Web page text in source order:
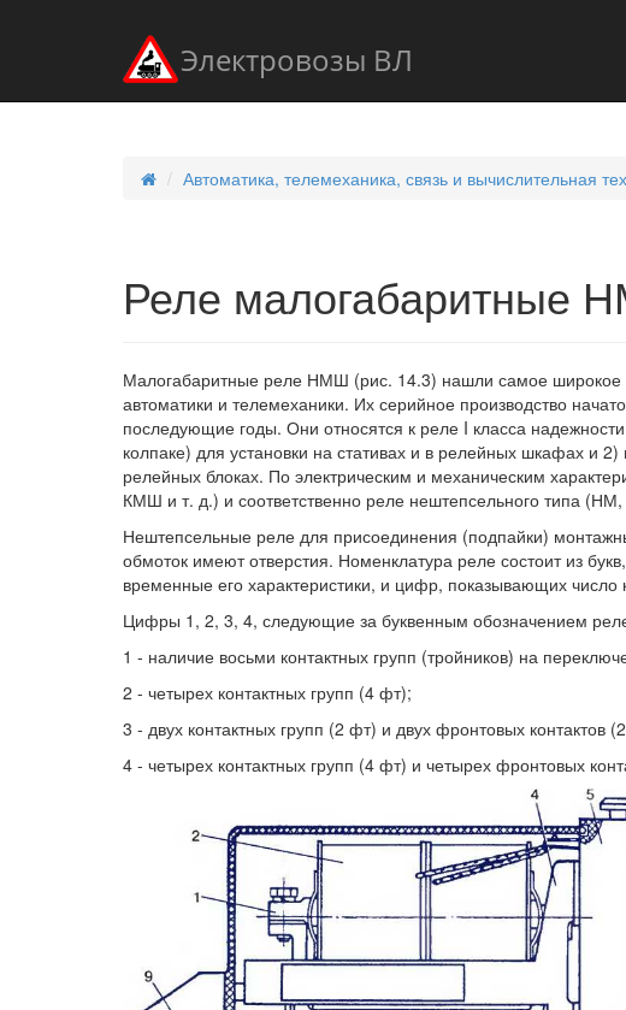
Электровозы ВЛ
Автоматика, телемеханика, связь и вычислительная
Реле малогабаритные
Малогабаритные реле НМШ (рис. 14.3) нашли самое широкое
автоматики и телемеханики. Их серийное производство
последующие годы. Они относятся к реле I класса
колпаке) для установки на стативах и в релейных шкафах и
релейных блоках. По электрическим и механическим
КМШ и т. д.) и соответственно реле нештепсельного типа
Нештепсельные реле для присоединения (подпайки)
обмоток имеют отверстия. Номенклатура реле состоит из
временные его характеристики, и цифр, показывающих число
Цифры 1, 2, 3, 4, следующие за буквенным обозначением
1 - наличие восьми контактных групп (тройников) на
2 - четырех контактных групп (4 фт);
3 - двух контактных групп (2 фт) и двух фронтовых контактов
4 - четырех контактных групп (4 фт) и четырех фронтовых